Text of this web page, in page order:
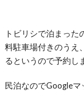
トビリシで泊まった
料駐車場付きのうえ
るというので予約し
民泊なのでGoogle